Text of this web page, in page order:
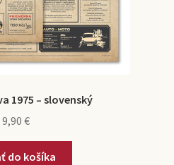
1975 – slovenský
9,90 €
do košíka